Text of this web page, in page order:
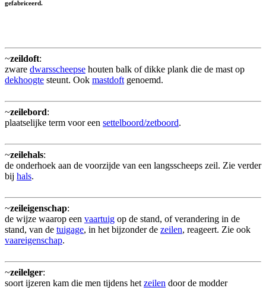
gefabriceerd.
~zeildoft:
zware dwarsscheepse houten balk of dikke plank die de mast op
dekhoogte steunt. Ook mastdoft genoemd.
~zeilebord:
plaatselijke term voor een settelboord/zetboord.
~zeilehals:
de onderhoek aan de voorzijde van een langsscheeps zeil. Zie verder
bij hals.
~zeileigenschap:
de wijze waarop een vaartuig op de stand, of verandering in de
stand, van de tuigage, in het bijzonder de zeilen, reageert. Zie ook
vaareigenschap.
~zeilelger:
soort ijzeren kam die men tijdens het zeilen door de modder